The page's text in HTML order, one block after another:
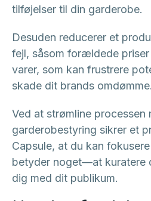
tilføjelser til din garderobe.
Desuden reducerer et
fejl, såsom forældede
varer, som kan frustrere
skade dit brands omdømme.
Ved at strømline processen
garderobestyring sikrer et
Capsule, at du kan
betyder noget—at kuratere
dig med dit publikum.